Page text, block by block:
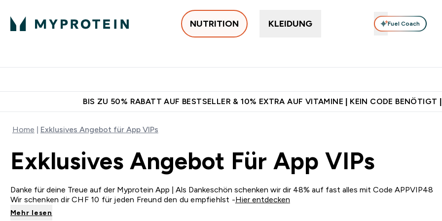
NUTRITION KLEIDUNG Fuel Coach
BIS ZU 50% RABATT AUF BESTSELLER & 10% EXTRA AUF VITAMINE | KEIN CODE BENÖTIGT
Home Exklusives Angebot für App VIPs
Exklusives Angebot Für App VIPs
Danke für deine Treue auf der Myprotein App | Als Dankeschön schenken wir dir 48% auf fast alles mit Code APPVIP48
Wir schenken dir CHF 10 für jeden Freund den du empfiehlst -Hier entdecken
Mehr lesen